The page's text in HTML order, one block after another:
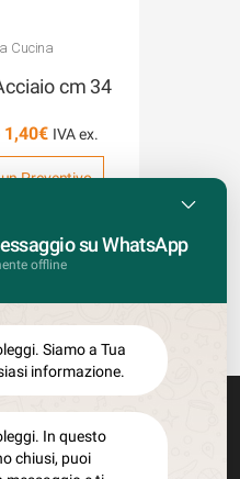
Cucina
cm 34
1,40€
Preventivo
su WhatsApp
offline
Siamo a Tua
informazione.
In questo
chiusi, puoi